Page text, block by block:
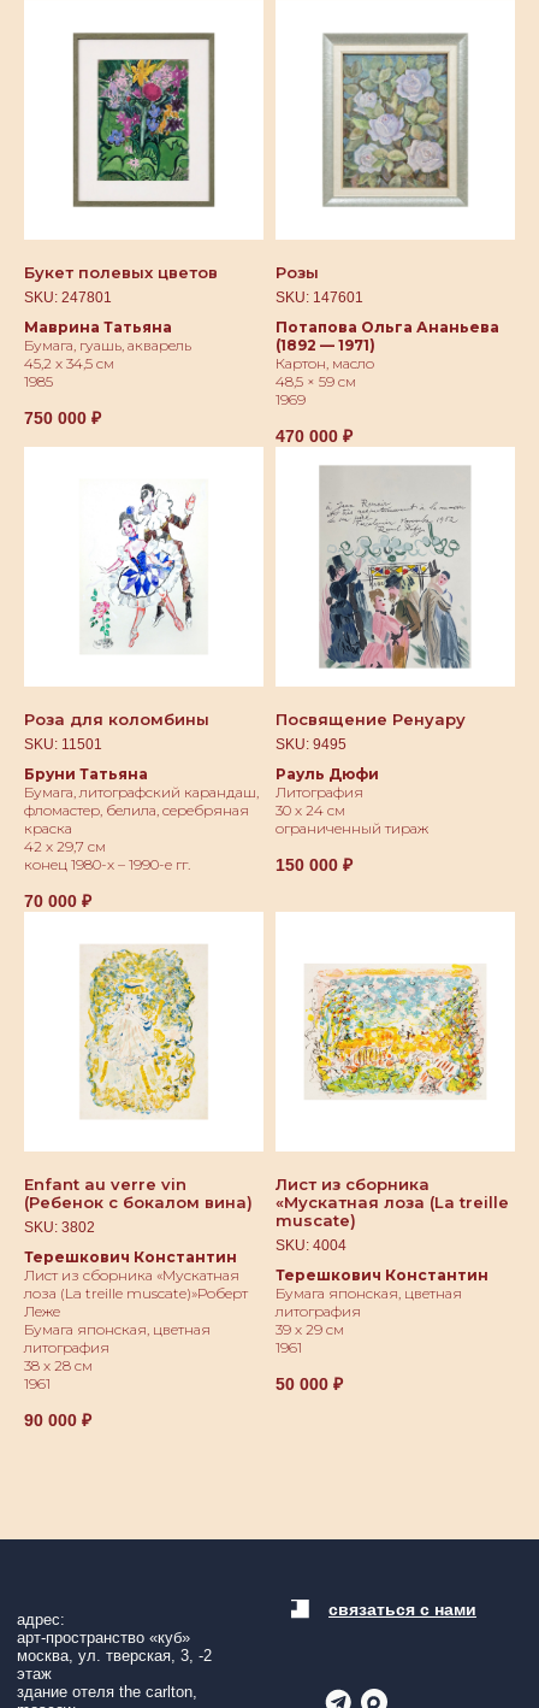
Букет полевых цветов
SKU: 247801
Маврина Татьяна
Бумага, гуашь, акварель
45,2 х 34,5 см
1985
750 000 ₽
Розы
SKU: 147601
Потапова Ольга Ананьева
(1892 — 1971)
Картон, масло
48,5 × 59 см
1969
470 000 ₽
Роза для коломбины
SKU: 11501
Бруни Татьяна
Бумага, литографский карандаш,
фломастер, белила, серебряная
краска
42 х 29,7 см
конец 1980-х – 1990-е гг.
70 000 ₽
Посвящение Ренуару
SKU: 9495
Рауль Дюфи
Литография
30 х 24 см
ограниченный тираж
150 000 ₽
Enfant au verre vin
(Ребенок с бокалом вина)
SKU: 3802
Терешкович Константин
Лист из сборника «Мускатная
лоза (La treille muscate)»Роберт
Леже
Бумага японская, цветная
литография
38 х 28 см
1961
90 000 ₽
Лист из сборника
«Мускатная лоза (La treille
muscate)
SKU: 4004
Терешкович Константин
Бумага японская, цветная
литография
39 х 29 см
1961
50 000 ₽